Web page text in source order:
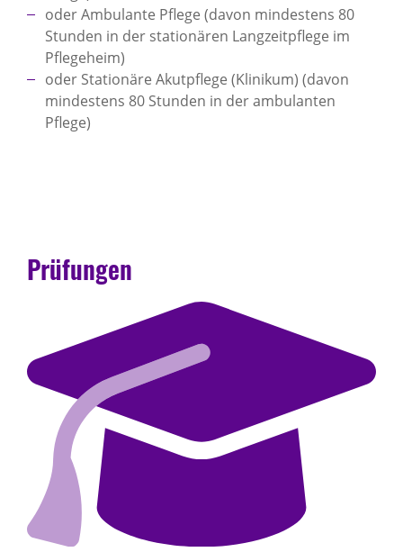
oder Ambulante Pflege (davon mindestens 80
Stunden in der stationären Langzeitpflege im
Pflegeheim)
oder Stationäre Akutpflege (Klinikum) (davon
mindestens 80 Stunden in der ambulanten
Pflege)
Prüfungen